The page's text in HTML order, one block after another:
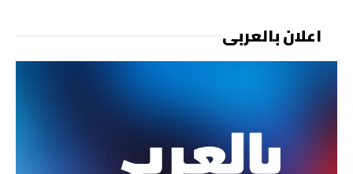
اعلان بالعربي